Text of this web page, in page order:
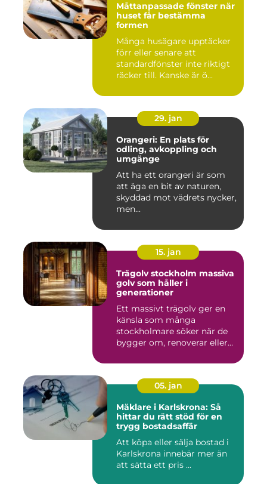
Måttanpassade fönster när
huset får bestämma
formen
Många husägare upptäcker
förr eller senare att
standardfönster inte riktigt
räcker till. Kanske är ö...
29. jan
Orangeri: En plats för
odling, avkoppling och
umgänge
Att ha ett orangeri är som
att äga en bit av naturen,
skyddad mot vädrets nycker,
men...
15. jan
Trägolv stockholm massiva
golv som håller i
generationer
Ett massivt trägolv ger en
känsla som många
stockholmare söker när de
bygger om, renoverar eller
05. jan
Mäklare i Karlskrona: Så
hittar du rätt stöd för en
trygg bostadsaffär
Att köpa eller sälja bostad i
Karlskrona innebär mer än
att sätta ett pris ...